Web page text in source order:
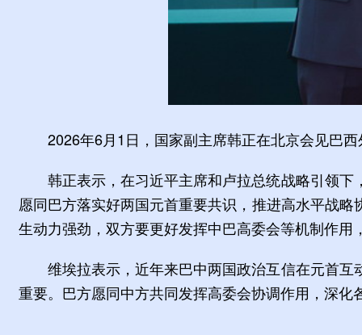
2026年6月1日，国家副主席韩正在北京会见巴
韩正表示，在习近平主席和卢拉总统战略引领
愿同巴方落实好两国元首重要共识，推进高水平战
生动力强劲，双方要更好发挥中巴高委会等机制作
维埃拉表示，近年来巴中两国政治互信在元首
重要。巴方愿同中方共同发挥高委会协调作用，深化